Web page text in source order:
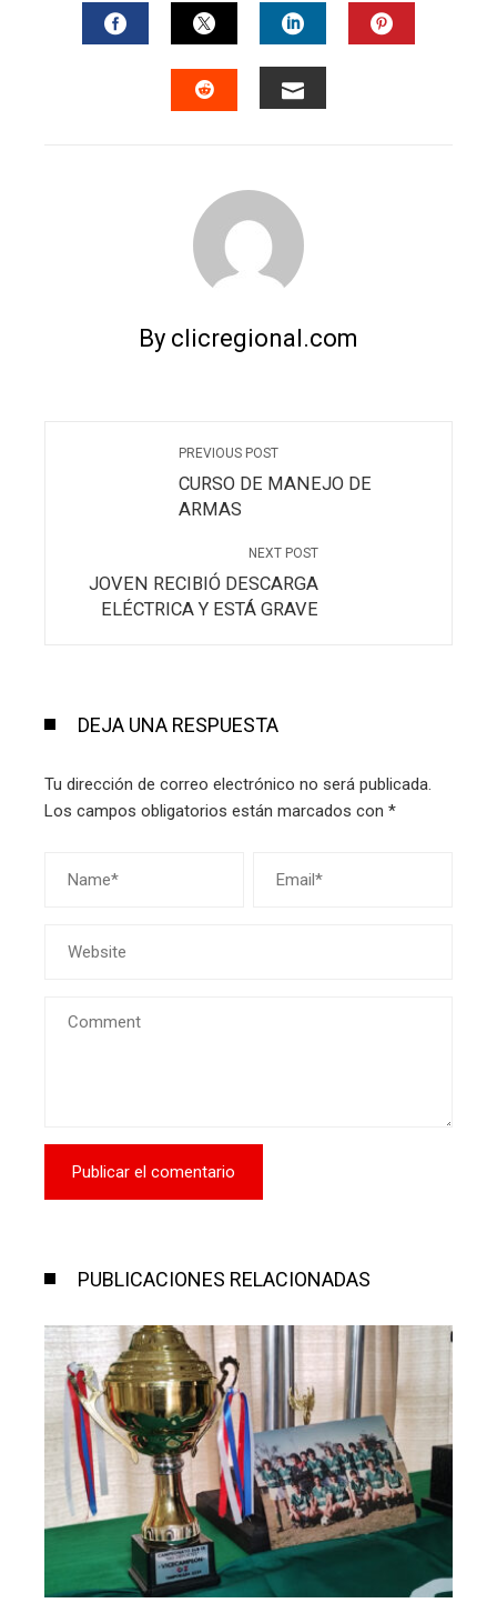
FACEBOOKTWITTERLINKEDIN
By clicregional.com
PREVIOUS POST
CURSO DE MANEJO DE
ARMAS
NEXT POST
JOVEN RECIBIÓ DESCARGA
ELÉCTRICA Y ESTÁ GRAVE
DEJA UNA RESPUESTA
Tu dirección de correo electrónico no será publicada.
Los campos obligatorios están marcados con *
PUBLICACIONES RELACIONADAS